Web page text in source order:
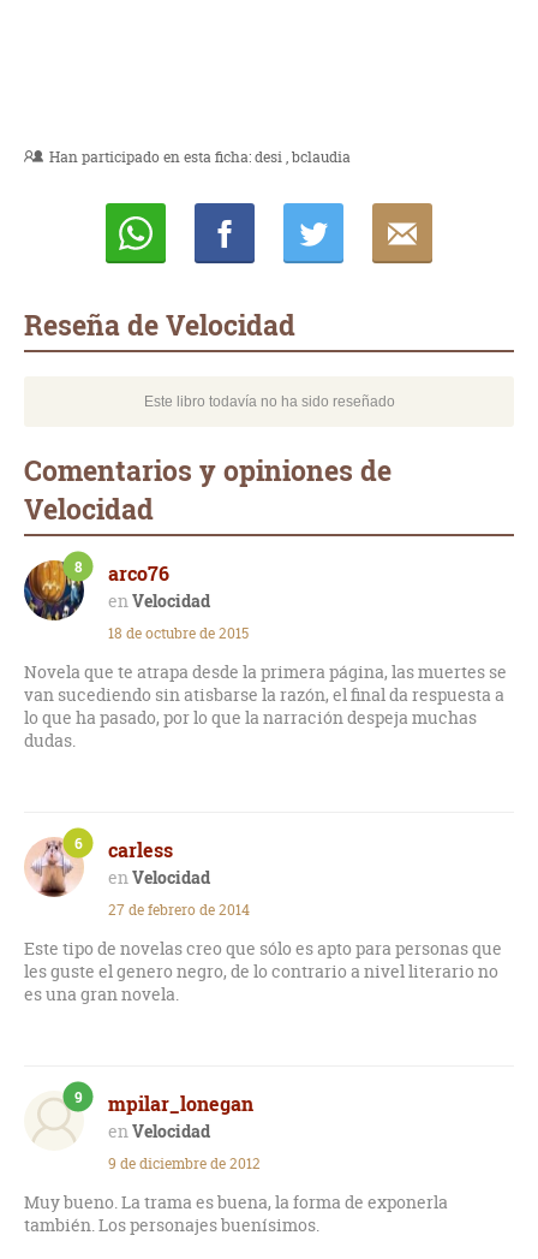
Han participado en esta ficha:desi bclaudia
Reseña de Velocidad
Este libro todavía no ha sido reseñado
Comentarios y opiniones de
Velocidad
arco76
Velocidad
8
18 de octubre de 2015
Novela que te atrapa desde la primera página, las muertes se
van sucediendo sin atisbarse la razón, el final da respuesta a
lo que ha pasado, por lo que la narración despeja muchas
dudas.
carless
Velocidad
6
27 de febrero de 2014
Este tipo de novelas creo que sólo es apto para personas que
les guste el genero negro, de lo contrario a nivel literario no
es una gran novela.
mpilar_lonegan
Velocidad
9
9 de diciembre de 2012
Muy bueno. La trama es buena, la forma de exponerla
también. Los personajes buenísimos.